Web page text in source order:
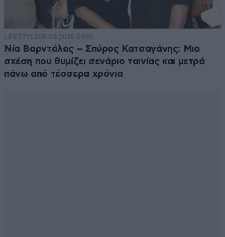
LIFESTYLE08·08·2026 09:01
Νία Βαρντάλος – Σπύρος Κατσαγάνης: Μια
σχέση που θυμίζει σενάριο ταινίας και μετρά
πάνω από τέσσερα χρόνια